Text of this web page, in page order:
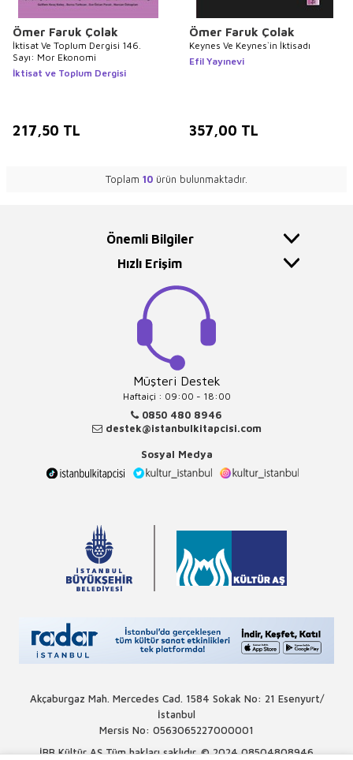
Ömer Faruk Çolak
İktisat Ve Toplum Dergisi 146.
Sayı: Mor Ekonomi
İktisat ve Toplum Dergisi
217,50 TL
Ömer Faruk Çolak
Keynes Ve Keynes`in İktisadı
Efil Yayınevi
357,00 TL
Toplam 10 ürün bulunmaktadır.
Önemli Bilgiler
Hızlı Erişim
Müşteri Destek
Haftaiçi : 09:00 - 18:00
0850 480 8946
destek@istanbulkitapcisi.com
Sosyal Medya
Akçaburgaz Mah. Mercedes Cad. 1584 Sokak No: 21 Esenyurt/
İstanbul
Mersis No: 0563065227000001
İBB Kültür AŞ Tüm hakları saklıdır. © 2024 08504808946